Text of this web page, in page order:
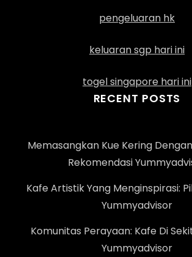
pengeluaran hk
keluaran sgp hari ini
togel singapore hari ini
RECENT POSTS
Memasangkan Kue Kering
Rekomendasi
Kafe Artistik Yang Menginspirasi:
Yummyadvisor
Komunitas Perayaan: Kafe Di
Yummyadvisor